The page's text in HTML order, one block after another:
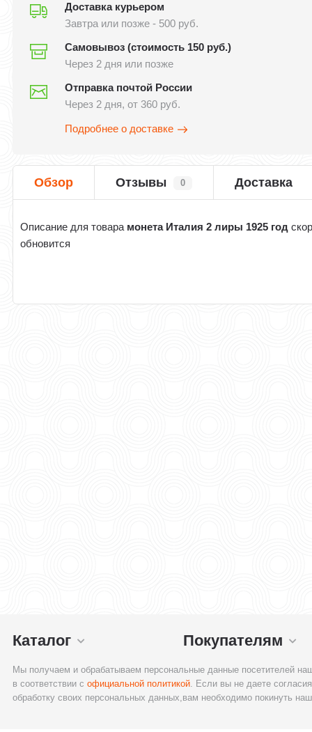
Доставка курьером
Завтра или позже - 500 руб.
Самовывоз (стоимость 150 руб.)
Через 2 дня или позже
Отправка почтой России
Через 2 дня, от 360 руб.
Подробнее о доставке
Обзор Отзывы 0 Доставка
Описание для товара монета Италия 2 лиры 1925 год
обновится
Каталог Покупателям
Мы получаем и обрабатываем персональные данные посетителей
в соответствии софициальной политикой. Если вы не даете
обработку своих персональных данных,вам необходимо покинуть